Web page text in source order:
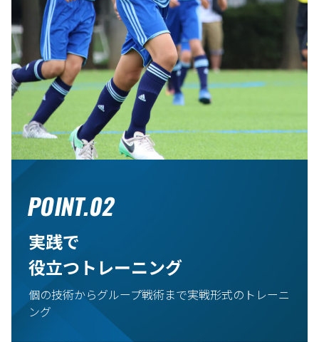
POINT.02
実践で
役立つトレーニング
個の技術からグループ戦術まで実戦形式のトレーニ
ング